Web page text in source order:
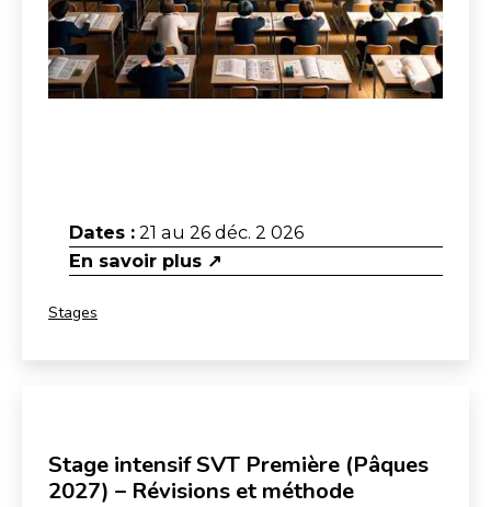
Dates : 21 au 26 déc. 2 026
En savoir plus ↗
Catégorisé
Stages
Stage intensif SVT Première (Pâques
2027) – Révisions et méthode